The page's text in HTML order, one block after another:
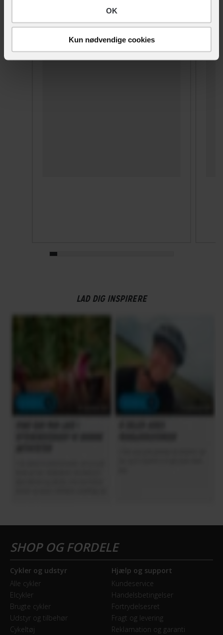
OK
Kun nødvendige cookies
ANDRE KIGGER OGSÅ PÅ
LAD DIG INSPIRERE
Cykler og udstyr
Alle cykler
Elcykler
Brugte cykler
Udstyr og tilbehør
Cykeltøj
Hjælp og support
Kundeservice
Handelsbetingelser
Fortrydelsesret
Fragt og levering
Reklamation og garanti